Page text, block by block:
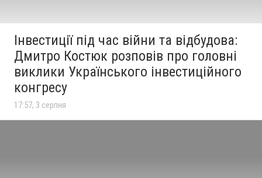
Інвестиції під час війни та відбудова:
Дмитро Костюк розповів про головні
виклики Українського інвестиційного
конгресу
17:57, 3 серпня